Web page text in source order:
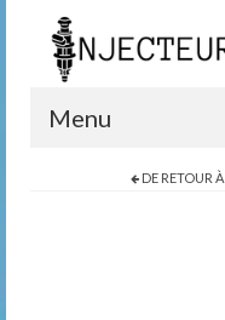
Menu
DE RETOUR À